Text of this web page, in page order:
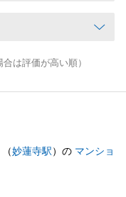
は評価が高い順）
（妙蓮寺駅）の マンショ